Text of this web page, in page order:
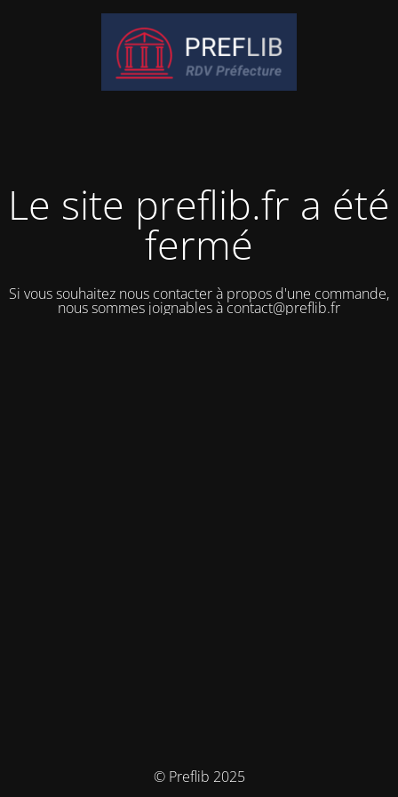
Le site preflib.fr a été
fermé
Si vous souhaitez nous contacter à propos d'une commande,
nous sommes joignables à contact@preflib.fr
© Preflib 2025